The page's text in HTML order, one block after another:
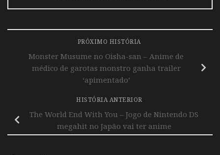
PRÓXIMO HISTÓRIA
Monster Musume no Oisha-san – Anime de
médico de garotas monstro ganha trailer
‘apimentado’
HISTÓRIA ANTERIOR
The World End With You – Jogo de Nintendo DS
megahit no Japão vai ter anime